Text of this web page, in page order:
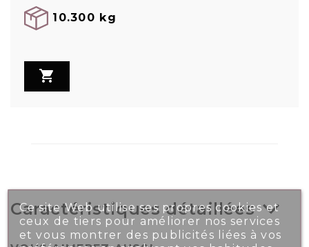
10.300 kg

Caractéristiques détaillées
Ce site Web utilise ses propres cookies et
ceux de tiers pour améliorer nos services
et vous montrer des publicités liées à vos